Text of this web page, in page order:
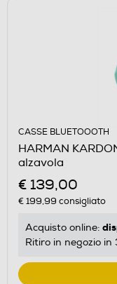
CASSE BLUETOOOTH
HARMAN
alzavola
€ 139,00
€ 199,99 consigliato
Acquisto online:
Ritiro in negozio